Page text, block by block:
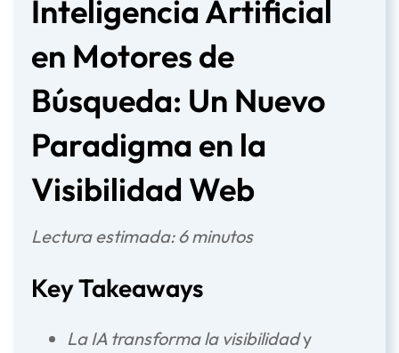
Inteligencia Artificial
en Motores de
Búsqueda: Un Nuevo
Paradigma en la
Visibilidad Web
Lectura estimada: 6 minutos
Key Takeaways
La IA transforma la visibilidady